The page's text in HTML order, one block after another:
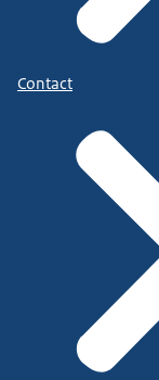
Contact